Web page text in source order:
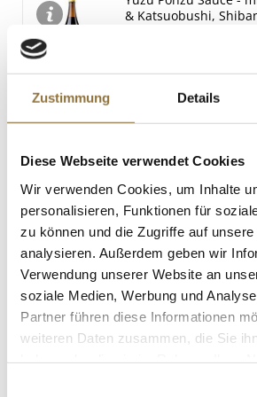
Zustimmung Details
Diese Webseite verwendet Cookies
Wir verwenden Cookies, um Inhalte
personalisieren, Funktionen für
zu können und die Zugriffe auf
analysieren. Außerdem geben wir
Verwendung unserer Website an
soziale Medien, Werbung und
Partner führen diese Informationen
weiteren Daten zusammen, die Sie
& Katsuobushi,
€ 44,22/ Liter
St.
Gewürzgarten Pektin
Pektin, E 440, 140 g
Art.Nr.:35591